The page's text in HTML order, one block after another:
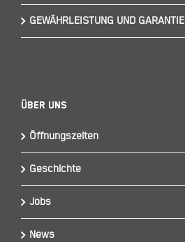
GEWÄHRLEISTUNG UND GARANTIE
Über Uns
Öffnungszeiten
Geschichte
Jobs
News